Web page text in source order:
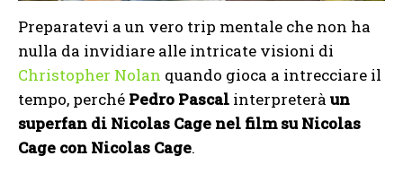
Preparatevi a un vero trip mentale che non ha
nulla da invidiare alle intricate visioni di
Christopher Nolan quando gioca a intrecciare il
tempo, perché Pedro Pascal interpreterà un
superfan di Nicolas Cage nel film su Nicolas
Cage con Nicolas Cage.